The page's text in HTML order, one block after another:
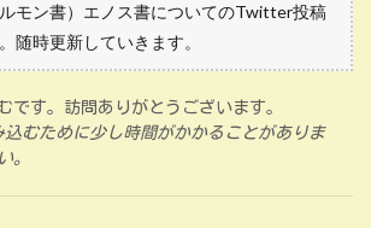
モン書）エノス書についてのTwitter投稿
随時更新していきます。
です。訪問ありがとうございます。
むために少し時間がかかることがありま
。